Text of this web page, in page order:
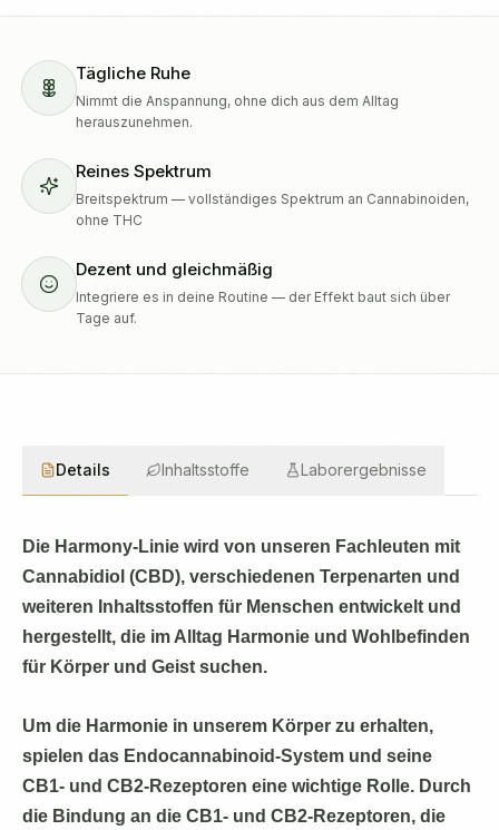
Tägliche Ruhe
Nimmt die Anspannung, ohne dich aus dem Alltag
herauszunehmen.
Reines Spektrum
Breitspektrum — vollständiges Spektrum an Cannabinoiden,
ohne THC
Dezent und gleichmäßig
Integriere es in deine Routine — der Effekt baut sich über
Tage auf.
Details Inhaltsstoffe Laborergebnisse
Die Harmony-Linie wird von unseren Fachleuten mit
Cannabidiol (CBD), verschiedenen Terpenarten und
weiteren Inhaltsstoffen für Menschen entwickelt und
hergestellt, die im Alltag Harmonie und Wohlbefinden
für Körper und Geist suchen.
Um die Harmonie in unserem Körper zu erhalten,
spielen das Endocannabinoid-System und seine
CB1- und CB2-Rezeptoren eine wichtige Rolle. Durch
die Bindung an die CB1- und CB2-Rezeptoren, die